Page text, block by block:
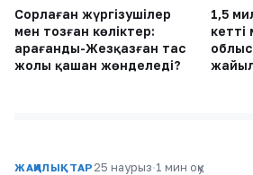
Сорлаған жүргізушілер
мен тозған көліктер:
Қарағанды-Жезқазған тас
жолы қашан жөнделеді?
1,5
кетті
ЖАҢАЛЫҚТАР 25 наурыз·1 мин оқу